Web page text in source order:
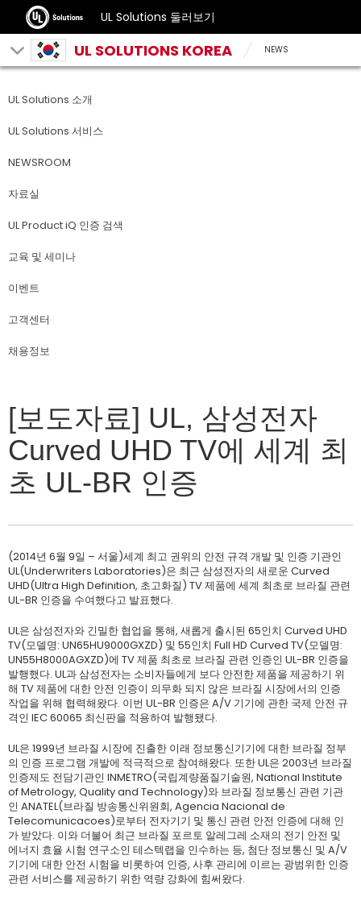
UL Solutions 둘러보기
UL SOLUTIONS KOREA NEWS
UL Solutions 소개
UL Solutions 서비스
NEWSROOM
자료실
UL Product iQ 인증 검색
교육 및 세미나
이벤트
고객센터
채용정보
[보도자료] UL, 삼성전자
Curved UHD TV에 세계 최
초 UL-BR 인증
(2014년 6월 9일 – 서울)세계 최고 권위의 안전 규격 개발 및 인증 기관인
UL(Underwriters Laboratories)은 최근 삼성전자의 새로운 Curved
UHD(Ultra High Definition, 초고화질) TV 제품에 세계 최초로 브라질 관련
UL-BR 인증을 수여했다고 발표했다.
UL은 삼성전자와 긴밀한 협업을 통해, 새롭게 출시된 65인치 Curved UHD
TV(모델명: UN65HU9000GXZD) 및 55인치 Full HD Curved TV(모델명:
UN55H8000AGXZD)에 TV 제품 최초로 브라질 관련 인증인 UL-BR 인증을
발행했다. UL과 삼성전자는 소비자들에게 보다 안전한 제품을 제공하기 위
해 TV 제품에 대한 안전 인증이 의무화 되지 않은 브라질 시장에서의 인증
작업을 위해 협력해왔다. 이번 UL-BR 인증은 A/V 기기에 관한 국제 안전 규
격인 IEC 60065 최신판을 적용하여 발행됐다.
UL은 1999년 브라질 시장에 진출한 이래 정보통신기기에 대한 브라질 정부
의 인증 프로그램 개발에 적극적으로 참여해왔다. 또한 UL은 2003년 브라질
인증제도 전담기관인 INMETRO(국립계량품질기술원, National Institute
of Metrology, Quality and Technology)와 브라질 정보통신 관련 기관
인 ANATEL(브라질 방송통신위원회, Agencia Nacional de
Telecomunicacoes)로부터 전자기기 및 통신 관련 안전 인증에 대해 인
가 받았다. 이와 더불어 최근 브라질 포르토 알레그레 소재의 전기 안전 및
에너지 효율 시험 연구소인 테스텍랩을 인수하는 등, 첨단 정보통신 및 A/V
기기에 대한 안전 시험을 비롯하여 인증, 사후 관리에 이르는 광범위한 인증
관련 서비스를 제공하기 위한 역량 강화에 힘써왔다.